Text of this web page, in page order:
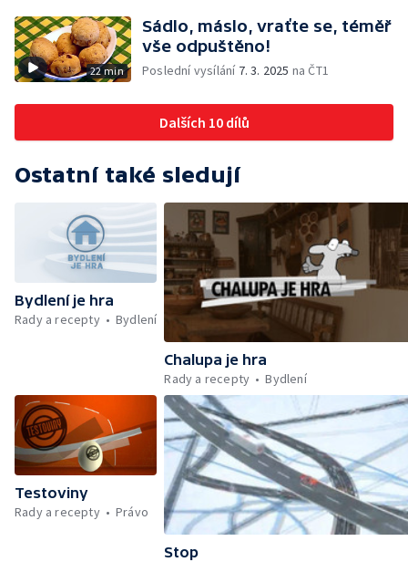
22 min
Sádlo, máslo, vraťte se, téměř
vše odpuštěno!
Poslední vysílání 7. 3. 2025 na ČT1
Dalších 10 dílů
Ostatní také sledují
Bydlení je hra
Rady a recepty
Bydlení
Chalupa je hra
Rady a recepty
Bydlení
Testoviny
Rady a recepty
Právo
Stop